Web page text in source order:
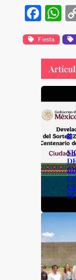
F
a
c
e
b
o
o
k
W
h
at
s
A
p
p
Fiesta